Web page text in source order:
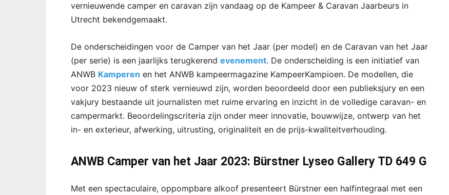
vernieuwende camper en caravan zijn vandaag op de Kampeer & Caravan Jaarbeurs in
Utrecht bekendgemaakt.
De onderscheidingen voor de Camper van het Jaar (per model) en de Caravan van het Jaar
(per serie) is een jaarlijks terugkerend evenement. De onderscheiding is een initiatief van
ANWB Kamperen en het ANWB kampeermagazine KampeerKampioen. De modellen, die
voor 2023 nieuw of sterk vernieuwd zijn, worden beoordeeld door een publieksjury en een
vakjury bestaande uit journalisten met ruime ervaring en inzicht in de volledige caravan- en
campermarkt. Beoordelingscriteria zijn onder meer innovatie, bouwwijze, ontwerp van het
in- en exterieur, afwerking, uitrusting, originaliteit en de prijs-kwaliteitverhouding.
ANWB Camper van het Jaar 2023: Bürstner Lyseo Gallery TD 649 G
Met een spectaculaire, oppompbare alkoof presenteert Bürstner een halfintegraal met een